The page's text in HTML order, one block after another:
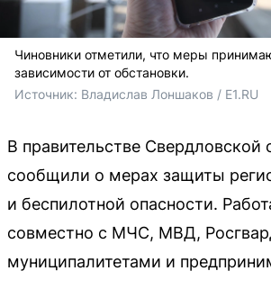
Чиновники отметили, что меры
зависимости от обстановки.
Источник: Владислав Лоншаков / E1.RU
В правительстве Свердловской
сообщили о мерах защиты
и беспилотной опасности.
совместно с МЧС, МВД,
муниципалитетами и